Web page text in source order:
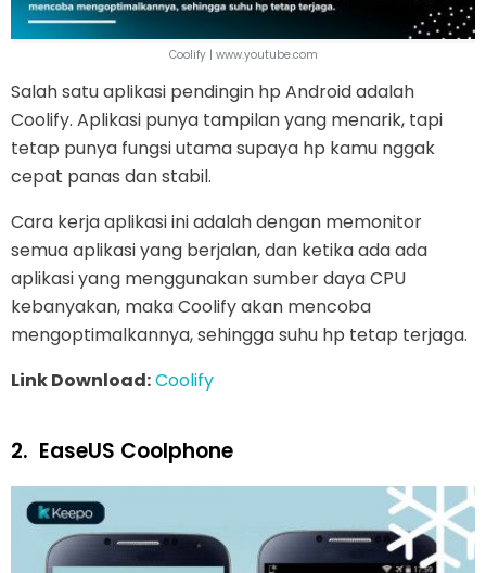
Coolify | www.youtube.com
Salah satu aplikasi pendingin hp Android adalah
Coolify. Aplikasi punya tampilan yang menarik, tapi
tetap punya fungsi utama supaya hp kamu nggak
cepat panas dan stabil.
Cara kerja aplikasi ini adalah dengan memonitor
semua aplikasi yang berjalan, dan ketika ada ada
aplikasi yang menggunakan sumber daya CPU
kebanyakan, maka Coolify akan mencoba
mengoptimalkannya, sehingga suhu hp tetap terjaga.
Link Download:Coolify
2. EaseUS Coolphone